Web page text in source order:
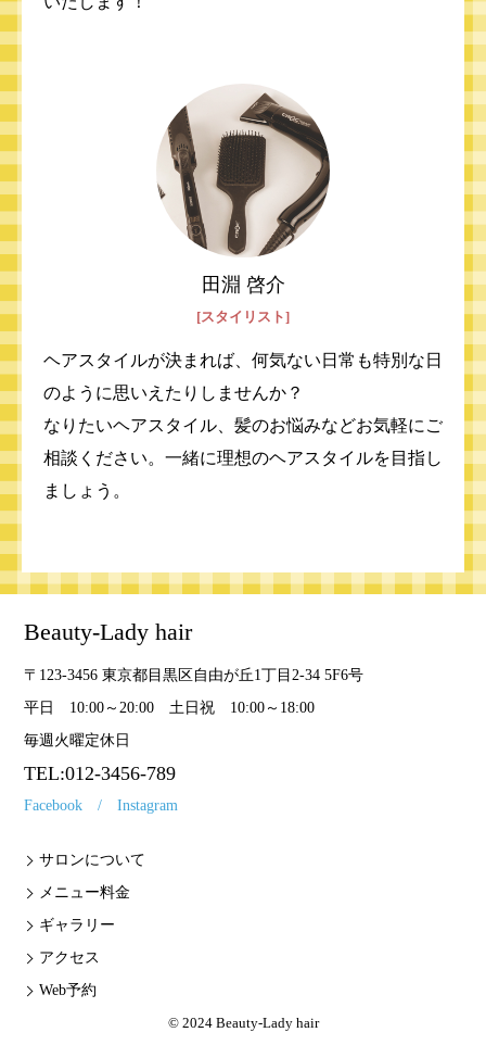
田淵 啓介
[スタイリスト]
ヘアスタイルが決まれば、何気ない日常も特別な日
のように思いえたりしませんか？
なりたいヘアスタイル、髪のお悩みなどお気軽にご
相談ください。一緒に理想のヘアスタイルを目指し
ましょう。
Beauty-Lady hair
〒123-3456 東京都目黒区自由が丘1丁目2-34 5F6号
平日 10:00～20:00 土日祝 10:00～18:00
毎週火曜定休日
TEL:012-3456-789
Facebook Instagram
サロンについて
メニュー料金
ギャラリー
アクセス
Web予約
© 2024 Beauty-Lady hair